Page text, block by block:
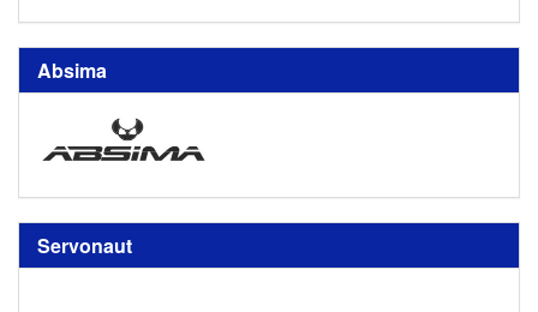
Absima
Servonaut